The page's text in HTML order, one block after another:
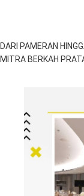
DARI PAMERAN
MITRA BERKAH